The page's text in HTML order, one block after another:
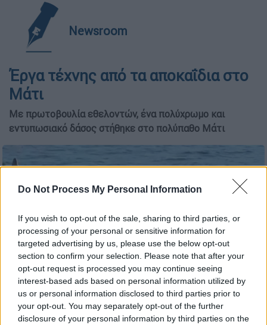
Do Not Process My Personal Information
If you wish to opt-out of the sale, sharing to third parties, or
processing of your personal or sensitive information for
targeted advertising by us, please use the below opt-out
section to confirm your selection. Please note that after your
opt-out request is processed you may continue seeing
interest-based ads based on personal information utilized by
us or personal information disclosed to third parties prior to
your opt-out. You may separately opt-out of the further
disclosure of your personal information by third parties on the
Newsroom
Έργα τέχνης από τα αποκαΐδια στο
Μάτι
Με πρωτοβουλία εθελοντών, ένα πολύχρωμο και
εντυπωσιακό δάσος στήθηκε στο πολύπαθο Μάτι